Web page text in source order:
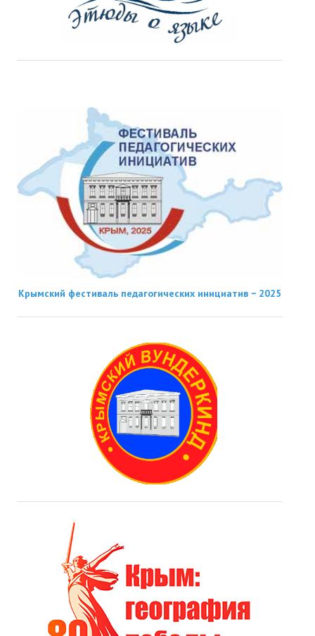
Крымский фестиваль педагогических инициатив − 2025